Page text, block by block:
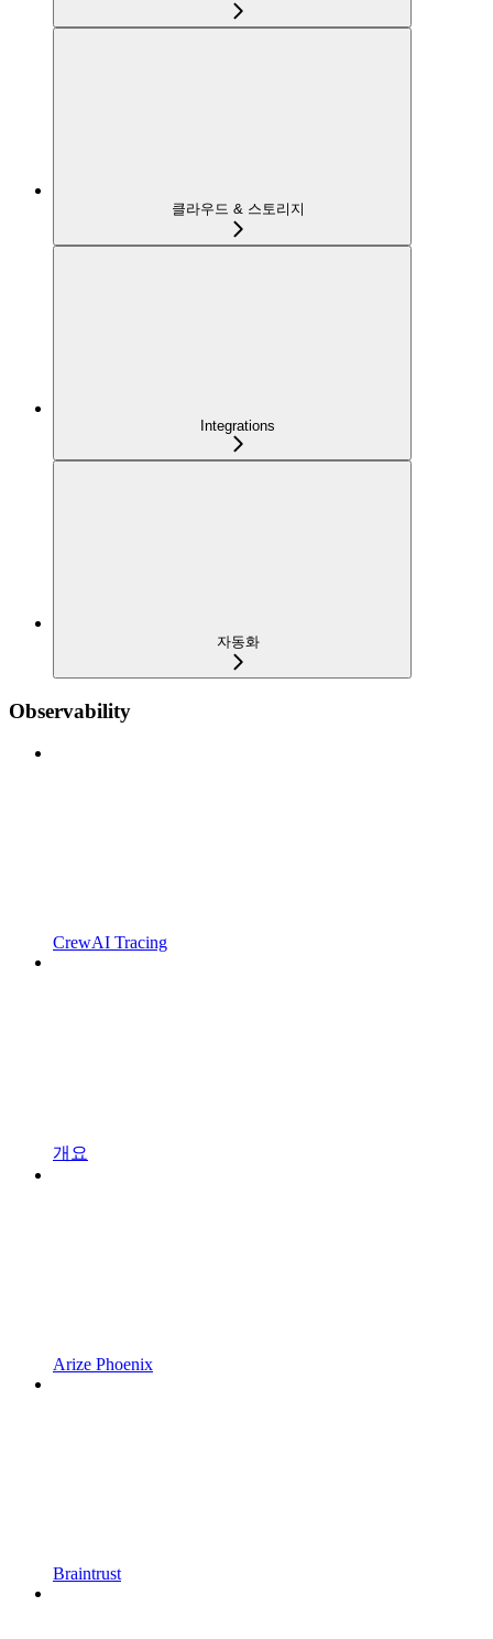
클라우드 & 스토리지
Integrations
자동화
Observability
CrewAI Tracing
개요
Arize Phoenix
Braintrust